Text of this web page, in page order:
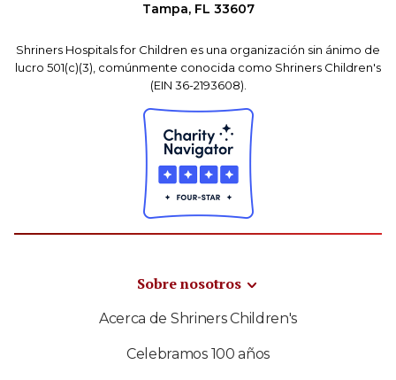
Tampa, FL 33607
Shriners Hospitals for Children es una organización sin ánimo de
lucro 501(c)(3), comúnmente conocida como Shriners Children's
(EIN 36-2193608).
Sobre nosotros
Acerca de Shriners Children's
Celebramos 100 años